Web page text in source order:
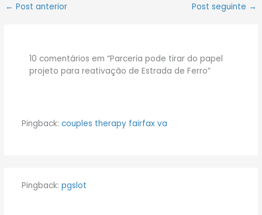
← Post anterior Post seguinte →
10 comentários em “Parceria pode tirar do papel
projeto para reativação de Estrada de Ferro”
Pingback: couples therapy fairfax va
Pingback: pgslot